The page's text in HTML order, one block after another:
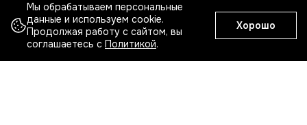
БРЕНДЫ НАРУЧНЫХ ЧАСОВ В ПРОДАЖЕ
Все бренды A B C D E F G H
Мы обрабатываем персональные
данные и используем cookie.
Продолжая работу с сайтом, вы
соглашаетесь с Политикой.
Хорошо